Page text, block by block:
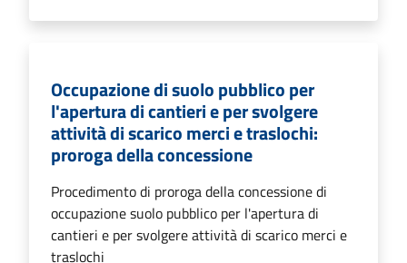
Occupazione di suolo pubblico per
l'apertura di cantieri e per svolgere
attività di scarico merci e traslochi:
proroga della concessione
Procedimento di proroga della concessione di
occupazione suolo pubblico per l'apertura di
cantieri e per svolgere attività di scarico merci e
traslochi